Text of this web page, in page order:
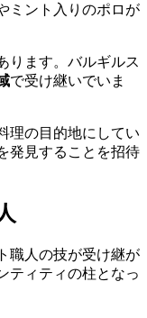
ミント入りのポロが
ります。バルギルス
で受け継いでいま
理の目的地にしてい
発見することを招待
職人の技が受け継が
ティティの柱となっ